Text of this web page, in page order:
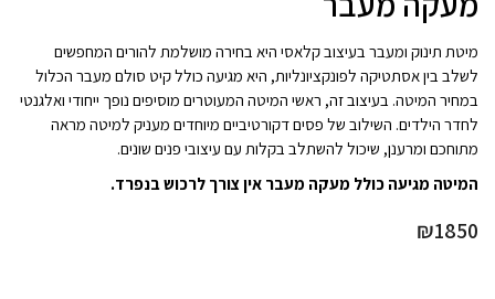
מיטת תינוק ומעבר בעיצוב קלאסי היא בחירה מושלמת להורים המחפשים
לשלב בין אסתטיקה לפונקציונליות, היא מגיעה כולל קיט סולם מעבר הכלול
במחיר המיטה. בעיצוב זה, ראשי המיטה המעוטרים מוסיפים נופך ייחודי ואלגנטי
לחדר הילדים. השילוב של פסים דקורטיביים מיוחדים מעניק למיטה מראה
מתוחכם ומרענן, שיכול להשתלב בקלות עם עיצובי פנים שונים.
המיטה מגיעה כולל מעקה מעבר אין צורך לרכוש בנפרד.
₪1850